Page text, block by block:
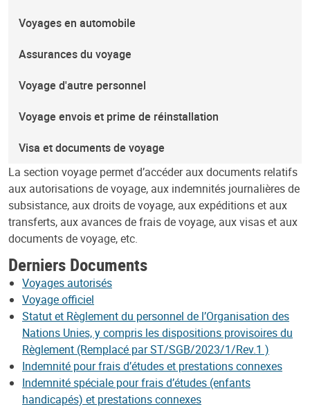
Voyages en automobile
Assurances du voyage
Voyage d'autre personnel
Voyage envois et prime de réinstallation
Visa et documents de voyage
La section voyage permet d’accéder aux documents relatifs
aux autorisations de voyage, aux indemnités journalières de
subsistance, aux droits de voyage, aux expéditions et aux
transferts, aux avances de frais de voyage, aux visas et aux
documents de voyage, etc.
Derniers Documents
Voyages autorisés
Voyage officiel
Statut et Règlement du personnel de l’Organisation des
Nations Unies, y compris les dispositions provisoires du
Règlement (Remplacé par ST/SGB/2023/1/Rev.1 )
Indemnité pour frais d’études et prestations connexes
Indemnité spéciale pour frais d’études (enfants
handicapés) et prestations connexes